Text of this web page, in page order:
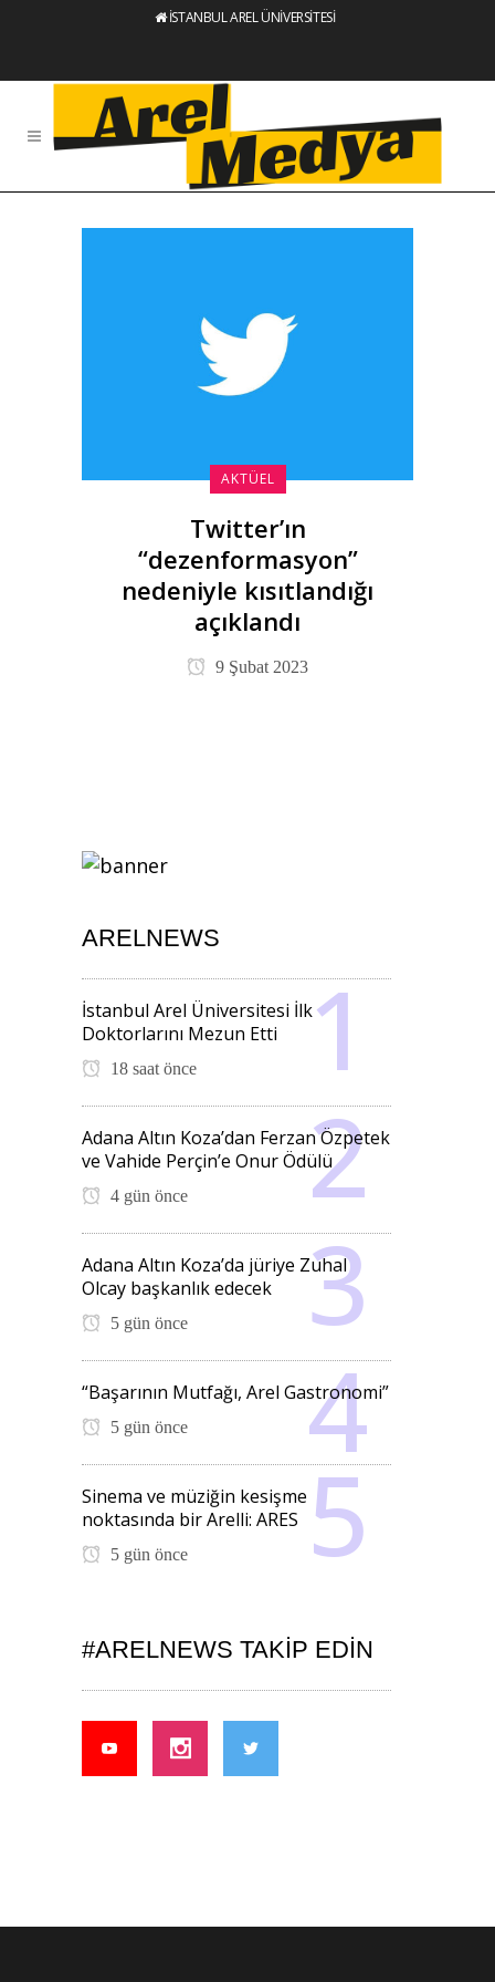
İSTANBUL AREL ÜNİVERSİTESİ
AKTÜEL
Twitter’ın
“dezenformasyon”
nedeniyle kısıtlandığı
açıklandı
9 Şubat 2023
ARELNEWS
İstanbul Arel Üniversitesi İlk
Doktorlarını Mezun Etti
18 saat önce
Adana Altın Koza’dan Ferzan Özpetek
ve Vahide Perçin’e Onur Ödülü
4 gün önce
Adana Altın Koza’da jüriye Zuhal
Olcay başkanlık edecek
5 gün önce
“Başarının Mutfağı, Arel Gastronomi”
5 gün önce
Sinema ve müziğin kesişme
noktasında bir Arelli: ARES
5 gün önce
#ARELNEWS TAKIP EDIN